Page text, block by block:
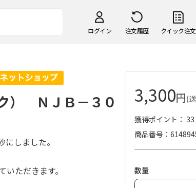
ログイン 注文履歴 クイック注文
） ＮＪＢ－３０
しました。
ただきます。
3,300円(
獲得ポイント：
商品番号
数量